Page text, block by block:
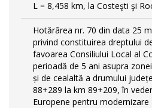
L = 8,458 km, la Costeşti şi
Hotărârea nr. 70 din data 25
privind constituirea dreptului
favoarea Consiliului Local al
perioadă de 5 ani asupra
și de cealaltă a drumului
88+289 la km 89+209, în
Europene pentru modernizare